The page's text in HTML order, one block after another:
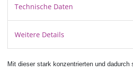
Technische Daten
Weitere Details
Mit dieser stark konzentrierten und dadurch